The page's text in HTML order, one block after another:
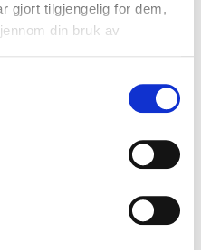
gjort tilgjengelig for dem,
din bruk av
1953kr